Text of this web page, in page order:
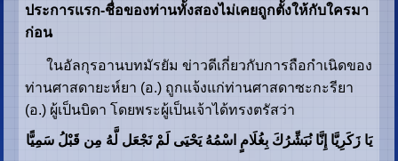
ประการแรก-ชื่อของท่านทั้งสองไม่เคยถูกตั้งให้กับใครมา
ก่อน
ในอัลกุรอานบทมัรยัม ข่าวดีเกี่ยวกับการถือกำเนิดของ
ท่านศาสดายะห์ยา (อ.) ถูกแจ้งแก่ท่านศาสดาซะกะรียา
(อ.) ผู้เป็นบิดา โดยพระผู้เป็นเจ้าได้ทรงตรัสว่า
یَا زَکَرِیَّا إِنَّا نُبَشِّرُكَ بِغُلَامٍ اسْمُهُ یَحْیَى لَمْ نَجْعَل لَّهُ مِن قَبْلُ سَمِیًّا